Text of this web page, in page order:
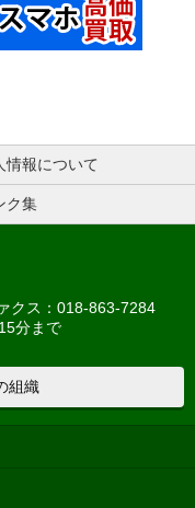
情報について
ク集
クス：018-863-7284
分まで
組織